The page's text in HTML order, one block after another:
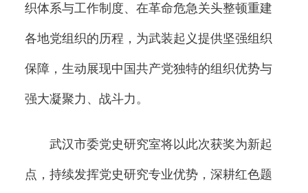
织体系与工作制度、在革命危急关头整顿重建
各地党组织的历程，为武装起义提供坚强组织
保障，生动展现中国共产党独特的组织优势与
强大凝聚力、战斗力。
武汉市委党史研究室将以此次获奖为新起
点，持续发挥党史研究专业优势，深耕红色题